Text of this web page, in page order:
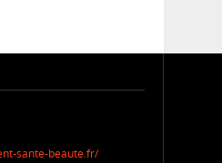
sante-beaute.fr/